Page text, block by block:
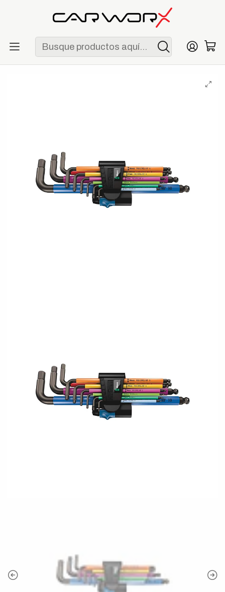
ENVÍO GRATIS POR COMPRAS MAYORES A S/ 250
Wera 950/9 Hex-Plus Multicolour HF 1 Juego de Llaves Allen
con Retención 9 Piezas